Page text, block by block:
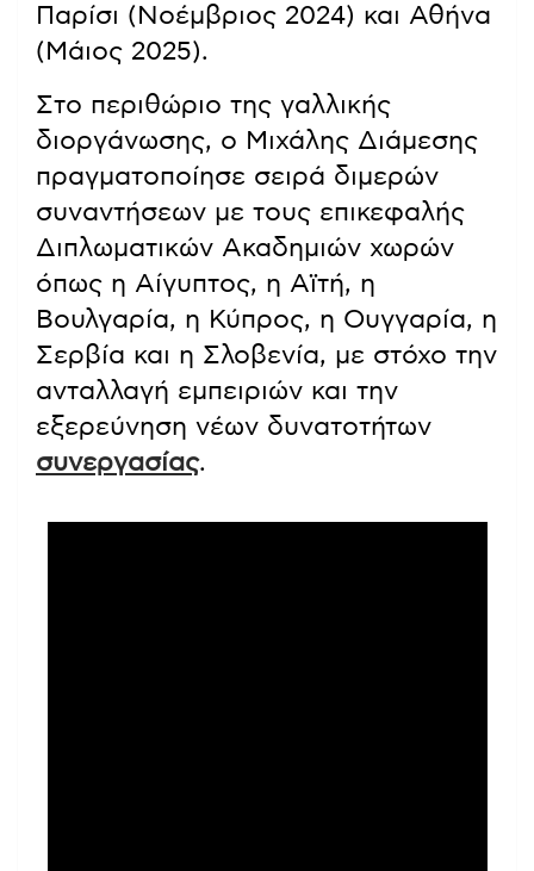
Παρίσι (Νοέμβριος 2024) και Αθήνα
(Μάιος 2025).
Στο περιθώριο της γαλλικής
διοργάνωσης, ο Μιχάλης Διάμεσης
πραγματοποίησε σειρά διμερών
συναντήσεων με τους επικεφαλής
Διπλωματικών Ακαδημιών χωρών
όπως η Αίγυπτος, η Αϊτή, η
Βουλγαρία, η Κύπρος, η Ουγγαρία, η
Σερβία και η Σλοβενία, με στόχο την
ανταλλαγή εμπειριών και την
εξερεύνηση νέων δυνατοτήτων
συνεργασίας.